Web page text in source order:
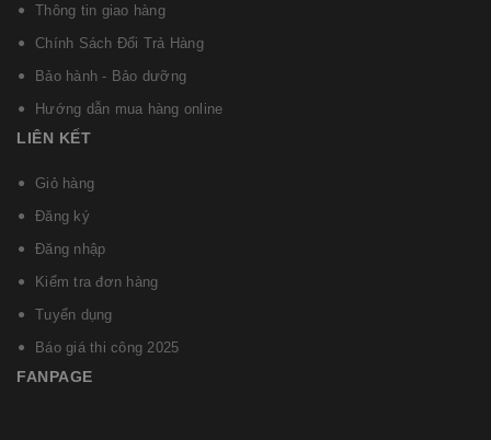
Thông tin giao hàng
Chính Sách Đổi Trả Hàng
Bảo hành - Bảo dưỡng
Hướng dẫn mua hàng online
LIÊN KẾT
Giỏ hàng
Đăng ký
Đăng nhập
Kiểm tra đơn hàng
Tuyển dụng
Báo giá thi công 2025
FANPAGE